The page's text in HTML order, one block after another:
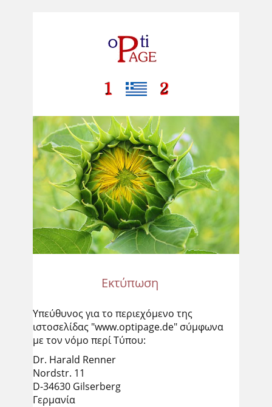
Εκτύπωση
Υπεύθυνος για το περιεχόμενο της
ιστοσελίδας "www.optipage.de" σύμφωνα
με τον νόμο περί Τύπου:
Dr. Harald Renner
Nordstr. 11
D-34630 Gilserberg
Γερμανία